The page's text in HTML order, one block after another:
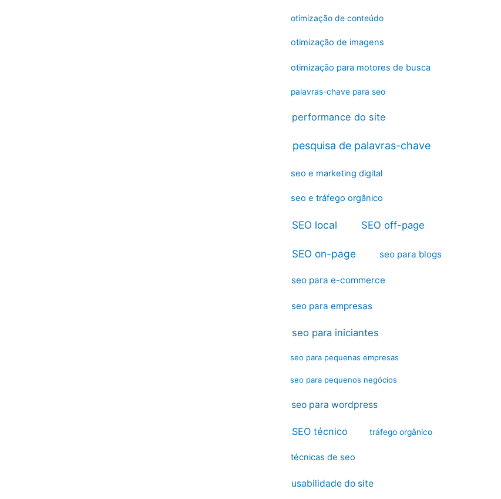
otimização de conteúdo
otimização de imagens
otimização para motores de busca
palavras-chave para seo
performance do site
pesquisa de palavras-chave
seo e marketing digital
seo e tráfego orgânico
SEO local SEO off-page
SEO on-page seo para blogs
seo para e-commerce
seo para empresas
seo para iniciantes
seo para pequenas empresas
seo para pequenos negócios
seo para wordpress
SEO técnico tráfego orgânico
técnicas de seo
usabilidade do site